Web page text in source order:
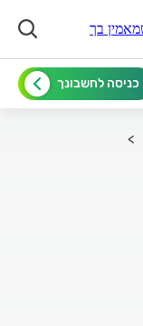
כניסה לחשבונך